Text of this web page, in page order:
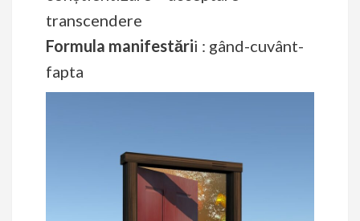
transcendere
Formula manifestării : gând-cuvânt-
fapta